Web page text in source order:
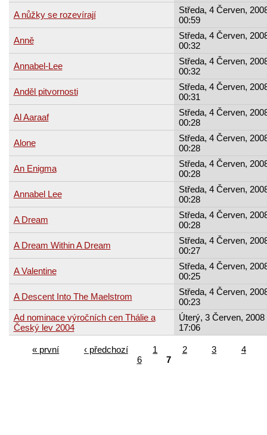
A nůžky se rozevírají
Středa, 4 Červen,
00:59
Anně
Středa, 4 Červen,
00:32
Annabel-Lee
Středa, 4 Červen,
00:32
Anděl pitvornosti
Středa, 4 Červen,
00:31
Al Aaraaf
Středa, 4 Červen,
00:28
Alone
Středa, 4 Červen,
00:28
An Enigma
Středa, 4 Červen,
00:28
Annabel Lee
Středa, 4 Červen,
00:28
A Dream
Středa, 4 Červen,
00:28
A Dream Within A Dream
Středa, 4 Červen,
00:27
A Valentine
Středa, 4 Červen,
00:25
A Descent Into The Maelstrom
Středa, 4 Červen,
00:23
Ad nominace výročních cen Thálie a
Český lev 2004
Úterý, 3 Červen, 2008
17:06
« první ‹ předchozí 1 2 3
4
6
7